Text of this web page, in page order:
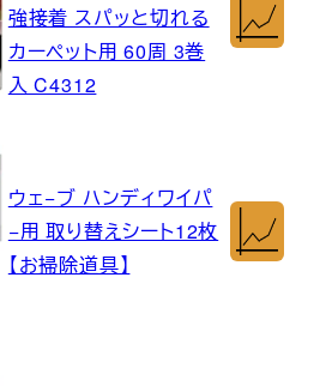
強接着 スパッと切れる
カーペット用 60周 3巻
入 C4312
ウェ−ブ ハンディワイパ
−用 取り替えシート12枚
【お掃除道具】